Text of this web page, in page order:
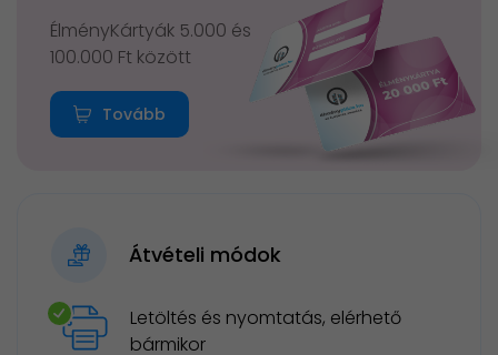
ÉlményKártyák 5.000 és
100.000 Ft között
Tovább
Átvételi módok
Letöltés és nyomtatás, elérhető
bármikor